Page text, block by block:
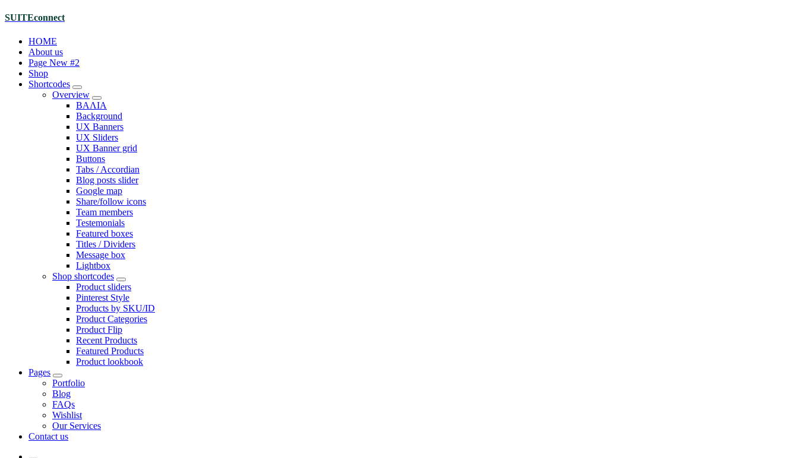
Skip
content
SUITEconnect
HOME
About us
Page New #2
Shop
Shortcodes
Overview
ΒΑΛΙΑ
Background
UX Banners
UX Sliders
UX Banner grid
Buttons
Tabs / Accordian
Blog posts slider
Google map
Share/follow icons
Team members
Testemonials
Featured boxes
Titles / Dividers
Message box
Lightbox
Shop shortcodes
Product sliders
Pinterest Style
Products by SKU/ID
Product Categories
Product Flip
Recent Products
Featured Products
Product lookbook
Pages
Portfolio
Blog
FAQs
Wishlist
Our Services
Contact us